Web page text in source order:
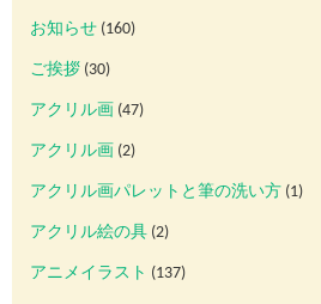
お知らせ (160)
ご挨拶 (30)
アクリル画 (47)
アクリル画 (2)
アクリル画パレットと筆の洗い方 (1)
アクリル絵の具 (2)
アニメイラスト (137)